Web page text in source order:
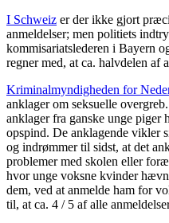
I Schweiz er der ikke gjort
anmeldelser; men politiets
kommisariatslederen i Bayern
regner med, at ca. halvdelen af
Kriminalmyndigheden for
anklager om seksuelle
anklager fra ganske unge piger
opspind. De anklagende vikler
og indrømmer til sidst, at det
problemer med skolen eller
hvor unge voksne kvinder
dem, ved at anmelde ham for
til, at ca. 4 / 5 af alle